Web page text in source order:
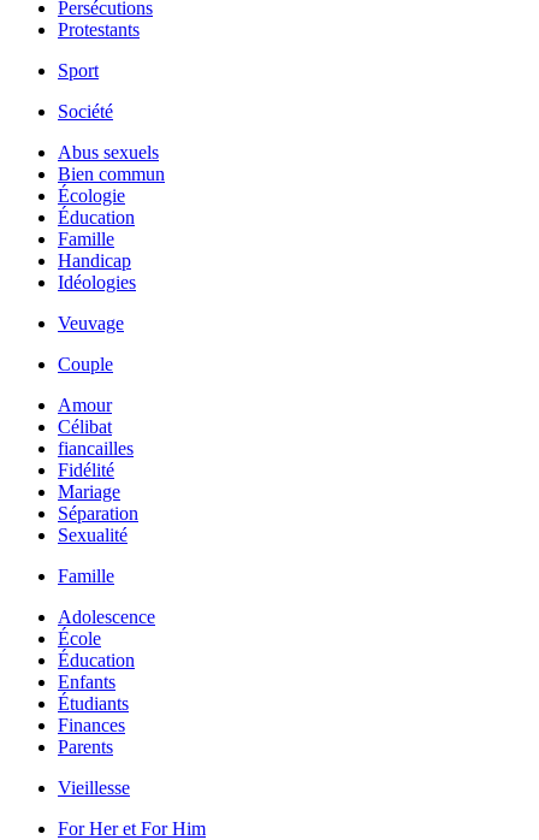
Persécutions
Protestants
Sport
Société
Abus sexuels
Bien commun
Écologie
Éducation
Famille
Handicap
Idéologies
Veuvage
Couple
Amour
Célibat
fiancailles
Fidélité
Mariage
Séparation
Sexualité
Famille
Adolescence
École
Éducation
Enfants
Étudiants
Finances
Parents
Vieillesse
For Her et For Him